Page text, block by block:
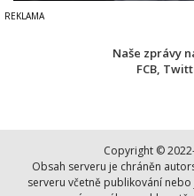
Naše zprávy
FCB
Copyright ©
Obsah serveru je chráněn
serveru včetně publikování